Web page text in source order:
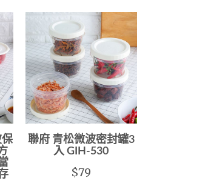
保
聯府 青松微波密封罐3
入 GIH-530
$79